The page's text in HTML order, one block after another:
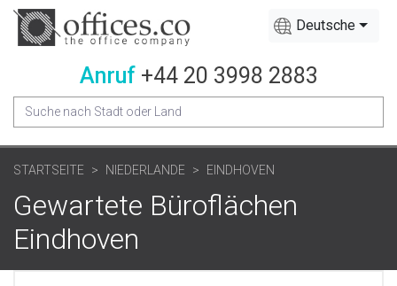
Deutsche
Anruf +44 20 3998 2883
STARTSEITE NIEDERLANDE EINDHOVEN
Gewartete Büroflächen
Eindhoven